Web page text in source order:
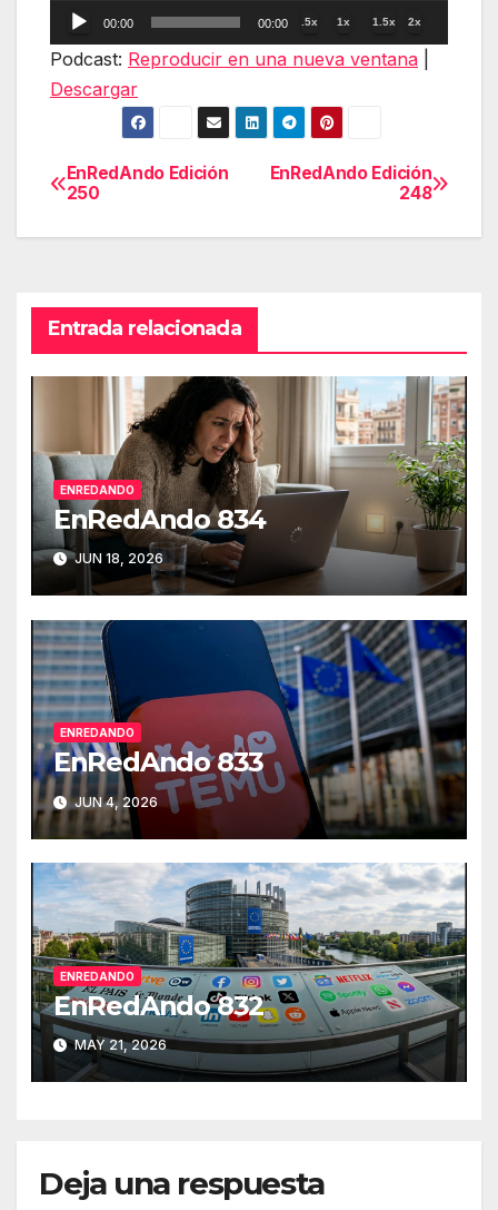
Reproductor
de
audio
00:00 00:00 .5x 1x 1.5x 2x
Podcast: Reproducir en una nueva ventana
Descargar
Navegación
de
EnRedAndo Edición
248
EnRedAndo Edición
250
Entrada relacionada
ENREDANDO
EnRedAndo 834
JUN 18, 2026
ENREDANDO
EnRedAndo 833
JUN 4, 2026
ENREDANDO
EnRedAndo 832
MAY 21, 2026
Deja una respuesta